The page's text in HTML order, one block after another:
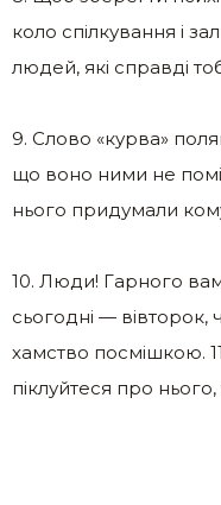
коло спілкування і
людей, які справді
9. Слово «курва»
що воно ними не
нього придумали
10. Люди! Гарного
сьогодні — вівторок,
хамство посмішкою.
піклуйтеся про